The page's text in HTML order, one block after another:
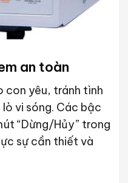
an toàn
con yêu, tránh tình
vi sóng. Các bậc
“Dừng/Hủy” trong
sự cần thiết và